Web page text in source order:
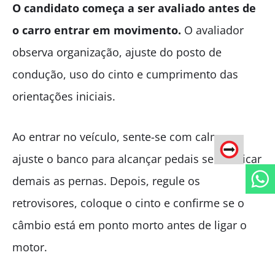
O candidato começa a ser avaliado antes de
o carro entrar em movimento. O avaliador
observa organização, ajuste do posto de
condução, uso do cinto e cumprimento das
orientações iniciais.
Ao entrar no veículo, sente-se com calma e
ajuste o banco para alcançar pedais sem esticar
demais as pernas. Depois, regule os
retrovisores, coloque o cinto e confirme se o
câmbio está em ponto morto antes de ligar o
motor.